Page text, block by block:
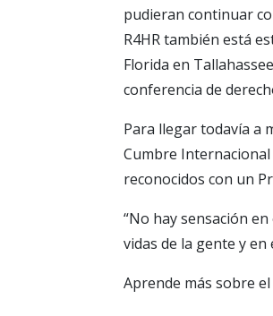
pudieran continuar
R4HR también está
Florida en
conferencia de
Para llegar todavía a
Cumbre
reconocidos con un
“No hay sensación
vidas de la gente y en
Aprende más sobre